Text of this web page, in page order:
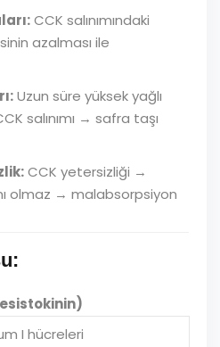
CCK salınımındaki
azalması ile
Uzun süre yüksek yağlı
salınımı → safra taşı
CCK yetersizliği →
olmaz → malabsorpsiyon
I hücreleri